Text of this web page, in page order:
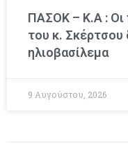
ΠΑΣΟΚ – Κ.Α : Οι
του κ. Σκέρτσου
ηλιοβασίλεμα
9 Αυγούστου, 2026